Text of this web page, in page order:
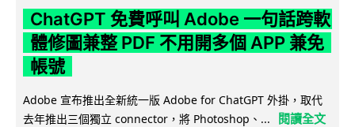
ChatGPT 免費呼叫 Adobe 一句話跨軟
體修圖兼整 PDF 不用開多個 APP 兼免
帳號
Adobe 宣布推出全新統一版 Adobe for ChatGPT 外掛，取代
去年推出三個獨立 connector，將 Photoshop、...
閱讀全文